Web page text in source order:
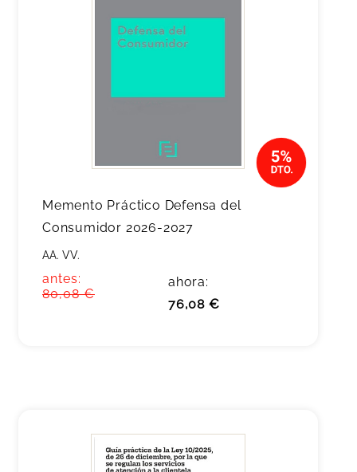
Memento Práctico Defensa del
Consumidor 2026-2027
AA. VV.
antes:
80,08 €
ahora:
76,08 €